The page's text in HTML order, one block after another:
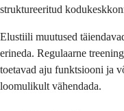
struktureeritud
Elustiili muutused
erineda. Regulaarne
toetavad aju funktsiooni ja
loomulikult vähendada.